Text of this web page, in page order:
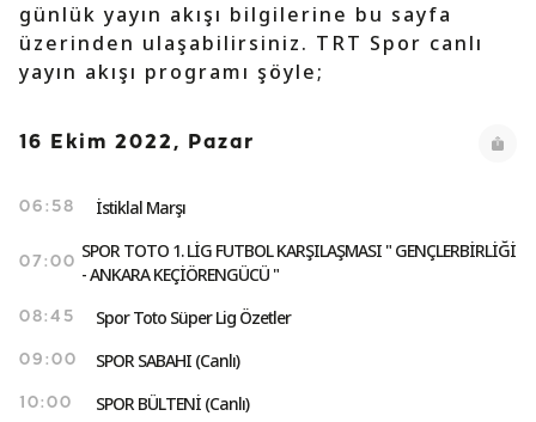
günlük yayın akışı bilgilerine bu sayfa
üzerinden ulaşabilirsiniz. TRT Spor canlı
yayın akışı programı şöyle;
16 Ekim 2022, Pazar
06:58 İstiklal Marşı
07:00
SPOR TOTO 1. LİG FUTBOL KARŞILAŞMASI " GENÇLERBİRLİĞİ
- ANKARA KEÇİÖRENGÜCÜ "
08:45 Spor Toto Süper Lig Özetler
09:00 SPOR SABAHI (Canlı)
10:00 SPOR BÜLTENİ (Canlı)